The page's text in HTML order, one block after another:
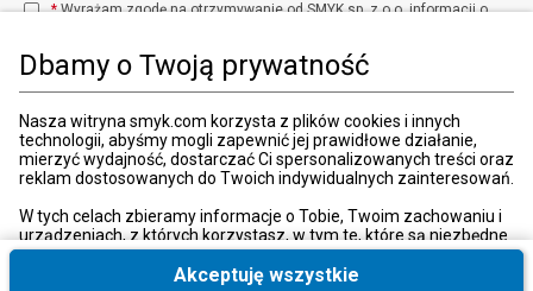
Dbamy o Twoją prywatność
Nasza witryna smyk.com korzysta z plików cookies i innych
technologii, abyśmy mogli zapewnić jej prawidłowe działanie,
mierzyć wydajność, dostarczać Ci spersonalizowanych treści oraz
reklam dostosowanych do Twoich indywidualnych zainteresowań.
W tych celach zbieramy informacje o Tobie, Twoim zachowaniu i
urządzeniach, z których korzystasz, w tym te, które są niezbędne
do prawidłowego funkcjonowania strony internetowej smyk.com.
Te niezbędne pliki cookies możesz wyłączyć zmieniając
Akceptuję wszystkie
*Wyrażam zgodę na otrzymywanie od SMYK sp. z o.o. informacji o
elektronicznej (e-mail).
W każdej chwili możesz z łatwością cofnąć wyrażone zgody.
Kraj i język: Polska (Poland)